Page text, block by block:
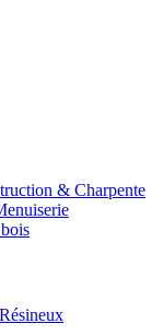
& Charpente
Résineux